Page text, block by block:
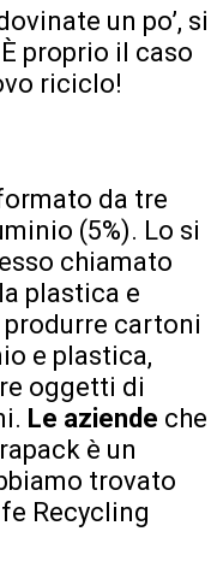
un po’, si
proprio il caso
riciclo!
da tre
(5%). Lo si
chiamato
plastica e
produrre cartoni
e plastica,
oggetti di
Le aziende che
è un
trovato
Recycling